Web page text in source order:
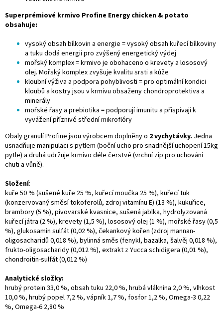
Superprémiové krmivo Profine Energy chicken & potato
obsahuje:
vysoký obsah bílkovin a energie = vysoký obsah kuřecí bílkoviny
a tuku dodá energii pro zvýšený energetický výdej
mořský komplex = krmivo je obohaceno o krevety a lososový
olej. Mořský komplex zvyšuje kvalitu srsti a kůže
kloubní výživa a podpora pohyblivosti = pro optimální kondici
kloubů a kostry jsou v krmivu obsaženy chondroprotektiva a
minerály
mořské řasy a prebiotika = podporují imunitu a přispívají k
vyvážení příznivé střední mikroflóry
Obaly granulí Profine jsou výrobcem doplněny o 2 vychytávky. Jedna
usnadňuje manipulaci s pytlem (boční ucho pro snadnější uchopení 15kg
pytle) a druhá udržuje krmivo déle čerstvé (vrchní zip pro uchování
chuti a vůně).
Složení:
kuře 50 % (sušené kuře 25 %, kuřecí moučka 25 %), kuřecí tuk
(konzervovaný směsí tokoferolů, zdroj vitamínu E) (13 %), kukuřice,
brambory (5 %), pivovarské kvasnice, sušená jablka, hydrolyzovaná
kuřecí játra (2 %), krevety (1,5 %), lososový olej (1 %), mořské řasy (0,5
%), glukosamin sulfát (0,02 %), čekankový kořen (zdroj mannan-
oligosacharidů 0,018 %), bylinná směs (fenykl, bazalka, šalvěj 0,018 %),
frukto-oligosacharidy (0,012 %), extrakt z Yucca schidigera (0,01 %),
chondroitin-sulfát (0,012 %)
Analytické složky:
hrubý protein 33,0 %, obsah tuku 22,0 %, hrubá vláknina 2,0 %, vlhkost
10,0 %, hrubý popel 7,2 %, vápník 1,7 %, fosfor 1,2 %, Omega-3 0,22
%, Omega-6 2,80 %